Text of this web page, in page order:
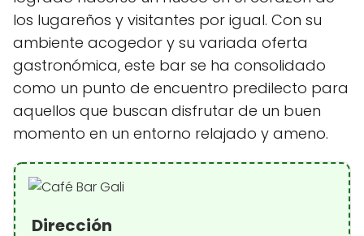
los lugareños y visitantes por igual. Con su
ambiente acogedor y su variada oferta
gastronómica, este bar se ha consolidado
como un punto de encuentro predilecto para
aquellos que buscan disfrutar de un buen
momento en un entorno relajado y ameno.
Dirección